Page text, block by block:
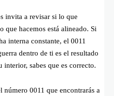
invita a revisar si lo que
que hacemos está alineado. Si
interna constante, el 0011
dentro de ti es el resultado
sabes que es correcto.
0011 que encontrarás a